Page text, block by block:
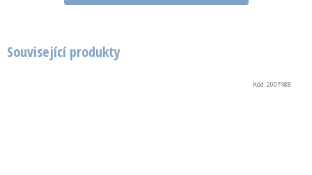
Související produkty
Kód:2007488